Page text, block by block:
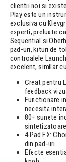
clientii noi si
Play este un
exclusiva cu
experti, preluate
Sequential si
pad-uri, kituri de
controalele
excelent, similar
Creat pentru
feedback
Functionare
necesita
80+ sunete
4 Pad FX:
din pad-uri
Efecte